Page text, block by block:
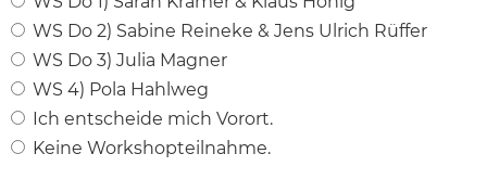
WS Do 2) Sabine Reineke & Jens Ulrich Rüffer
WS Do 3) Julia Magner
WS 4) Pola Hahlweg
Ich entscheide mich Vorort.
Keine Workshopteilnahme.